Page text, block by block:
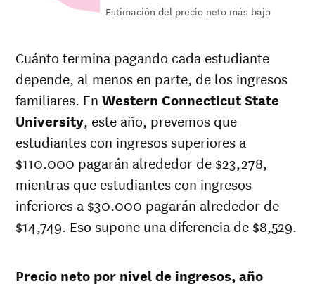
Estimación del precio neto más bajo
Year
price at
Western
Connecticut
State
University
sticker
price at
Western
Connecticut
State
University
sticker
price at
Western
Connecticut
State
University
26-
27
$18,765 $33,361
$35,114
25-
26
$18,291
$35,156
24-
25
$17,830 $31,698
$35,198
24
Cuánto termina pagando cada estudiante
depende, al menos en parte, de los ingresos
familiares. EnWestern Connecticut State
University, este año, prevemos que
estudiantes con ingresos superiores a
$110.000 pagarán alrededor de $23,278,
mientras que estudiantes con ingresos
inferiores a $30.000 pagarán alrededor de
$14,749. Eso supone una diferencia de $8,529.
Precio neto por nivel de ingresos, año